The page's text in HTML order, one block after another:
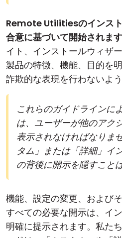
Remote Utilitiesのインス
合意に基づいて開始されます
イト、インストールウィザ
製品の特徴、機能、目的を
詐欺的な表現を行わないよ
これらのガイドラインに
は、ユーザーが他のアク
表示されなければなりま
タム」または「詳細」イ
の背後に開示を隠すこと
機能、設定の変更、および
すべての必要な開示は、イ
明確に提示されます。私た